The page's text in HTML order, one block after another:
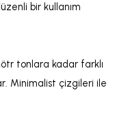
bir kullanım
tonlara kadar farklı
Minimalist çizgileri ile